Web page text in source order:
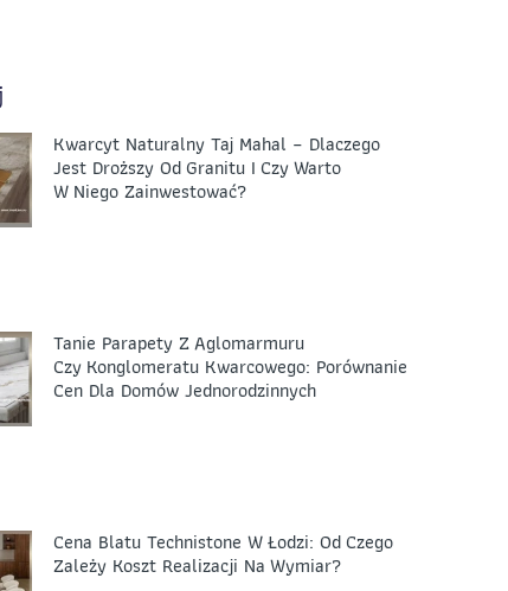
Kwarcyt Naturalny Taj Mahal – Dlaczego
Jest Droższy Od Granitu I Czy Warto
W Niego Zainwestować?
Tanie Parapety Z Aglomarmuru
Czy Konglomeratu Kwarcowego: Porównanie
Cen Dla Domów Jednorodzinnych
Cena Blatu Technistone W Łodzi: Od Czego
Zależy Koszt Realizacji Na Wymiar?